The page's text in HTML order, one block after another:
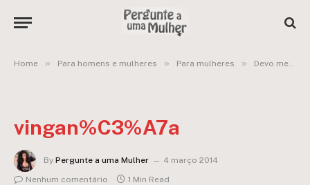
Home » Para homens e mulheres » Para mulheres » Devo me vingar por uma quase traição?
vingan%C3%A7a
By Pergunte a uma Mulher
4 março 2014
Nenhum comentário
1 Min Read